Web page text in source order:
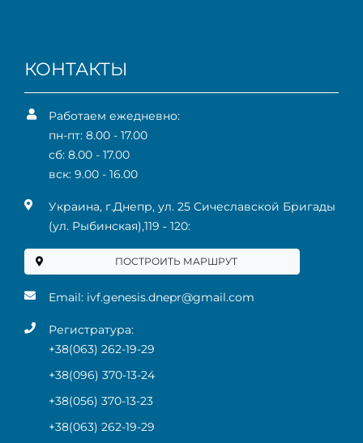
КОНТАКТЫ
Работаем ежедневно:
пн-пт: 8.00 - 17.00
сб: 8.00 - 17.00
вск: 9.00 - 16.00
Украина, г.Днепр, ул. 25 Сичеславской Бригады
(ул. Рыбинская),119 ‑ 120:
ПОСТРОИТЬ МАРШРУТ
Email: ivf.genesis.dnepr@gmail.com
Регистратура:
+38(063) 262-19-29
+38(096) 370-13-24
+38(056) 370-13-23
+38(063) 262-19-29